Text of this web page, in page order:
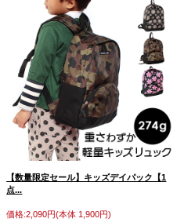
【数量限定セール】キッズデイパック【1
点...
価格:2,090円(本体 1,900円)